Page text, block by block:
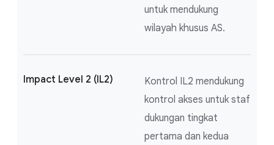
untuk mendukung
wilayah khusus AS.
Impact Level 2 (IL2)
Kontrol IL2 mendukung
kontrol akses untuk staf
dukungan tingkat
pertama dan kedua